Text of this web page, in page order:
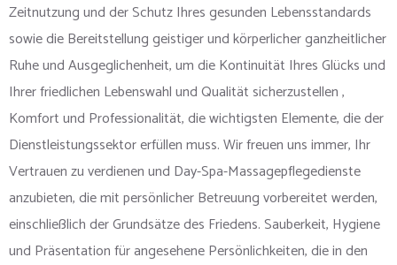
Zeitnutzung und der Schutz Ihres gesunden Lebensstandards
sowie die Bereitstellung geistiger und körperlicher ganzheitlicher
Ruhe und Ausgeglichenheit, um die Kontinuität Ihres Glücks und
Ihrer friedlichen Lebenswahl und Qualität sicherzustellen ,
Komfort und Professionalität, die wichtigsten Elemente, die der
Dienstleistungssektor erfüllen muss. Wir freuen uns immer, Ihr
Vertrauen zu verdienen und Day-Spa-Massagepflegedienste
anzubieten, die mit persönlicher Betreuung vorbereitet werden,
einschließlich der Grundsätze des Friedens. Sauberkeit, Hygiene
und Präsentation für angesehene Persönlichkeiten, die in den